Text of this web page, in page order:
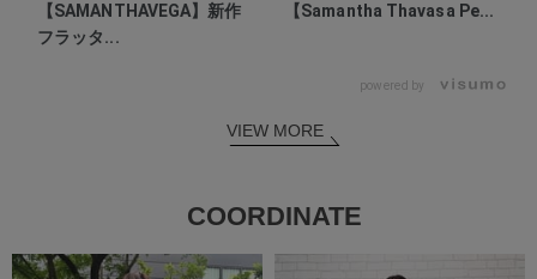
【SAMANTHAVEGA】新作
フラッタ...
【Samantha Thavasa Pe...
powered by
VIEW MORE
COORDINATE